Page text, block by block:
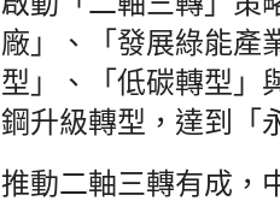
廠」、「發展綠能產
型」、「低碳轉型」
鋼升級轉型，達到「
推動二軸三轉有成，